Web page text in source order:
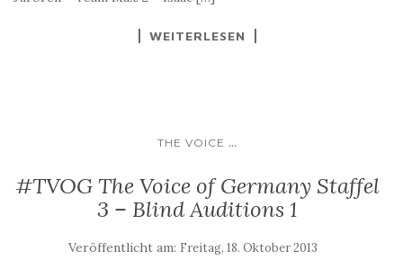
WEITERLESEN
THE VOICE ...
#TVOG The Voice of Germany Staffel
3 – Blind Auditions 1
Veröffentlicht am: Freitag, 18. Oktober 2013